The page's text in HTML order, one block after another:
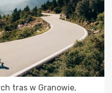
tras w Granowie,